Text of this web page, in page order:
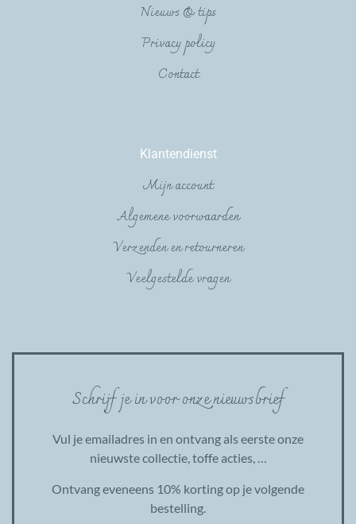
Nieuws & tips
Privacy policy
Contact
Klantendienst
Mijn account
Algemene voorwaarden
Verzenden en retourneren
Veelgestelde vragen
Schrijf je in voor onze nieuwsbrief
Vul je emailadres in en ontvang als eerste onze
nieuwste collectie, toffe acties, …
Ontvang eveneens 10% korting op je volgende
bestelling.